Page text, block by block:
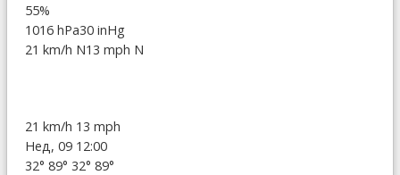
55%
1016 hPa30 inHg
21 km/h N13 mph N
21 km/h 13 mph
Нед, 09 12:00
32° 89° 32° 89°